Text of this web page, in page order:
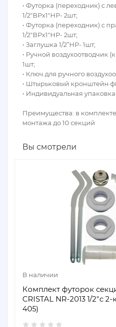
• Футорка (переходник) с
1/2"ВРх1"НР- 2шт;
• Футорка (переходник) с
1/2"ВРх1"НР- 2шт;
• Заглушка 1/2”НР- 1шт;
• Ручной воздухоотводчик
1шт;
• Ключ для ручного
• Штырьковый кронштейн
• Индивидуальная
Преимущества: в
монтажа до 10 секций
Вы смотрели
В наличии
Комплект футорок
CRISTAL NR-2013 1/2"с
405)